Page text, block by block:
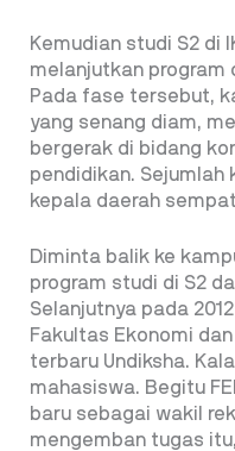
Kemudian studi S2 di
melanjutkan program
Pada fase tersebut,
yang senang diam,
bergerak di bidang
pendidikan.
kepala daerah
Diminta balik ke
program studi di S2
Selanjutnya pada
Fakultas Ekonomi
terbaru Undiksha.
mahasiswa. Begitu
baru sebagai wakil
mengemban tugas